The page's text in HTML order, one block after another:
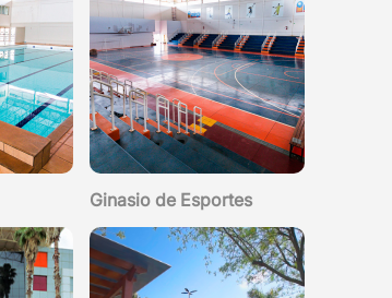
Ginasio de Esportes